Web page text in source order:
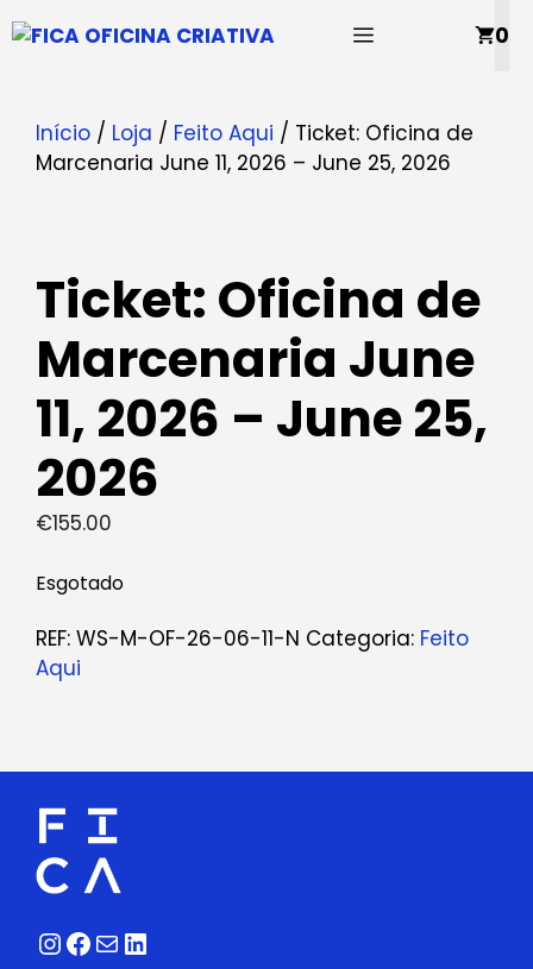
para
MENU 0
Início / Loja / Feito Aqui / Ticket: Oficina de
Marcenaria June 11, 2026 – June 25, 2026
Ticket: Oficina de
Marcenaria June
11, 2026 – June 25,
2026
€155.00
Esgotado
REF: WS-M-OF-26-06-11-N Categoria: Feito
Aqui
Instagram
Facebook
Correio
LinkedIn